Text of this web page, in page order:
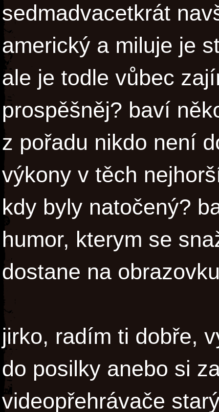
sedmadvacetkrát
americký a miluje je
ale je todle vůbec
prospěšněj? baví
z pořadu nikdo není
výkony v těch
kdy byly natočený?
humor, kterym se
dostane na
jirko, radím ti dobře,
do posilky anebo si
videopřehrávače